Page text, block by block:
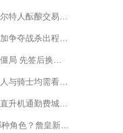
易！希望得到勇士库里
狼祭出一招恐截胡：免绑3年
换规定成加盟死结
，哈登“一举动”助骑士暗度陈仓
，单程成本约6000美元
计改当“全职控卫”喂球给队友